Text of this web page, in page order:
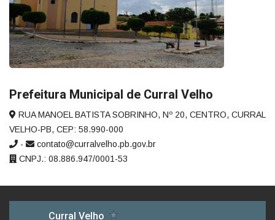
Prefeitura Municipal de Curral Velho
RUA MANOEL BATISTA SOBRINHO, Nº 20, CENTRO, CURRAL
VELHO-PB, CEP: 58.990-000
-
contato@curralvelho.pb.gov.br
CNPJ.: 08.886.947/0001-53